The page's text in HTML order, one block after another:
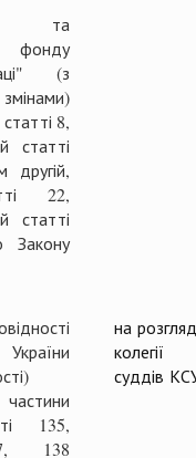
та
фонду
(з
8,
статті
22,
статті
Закону
135,
138
на
колегії
суддів